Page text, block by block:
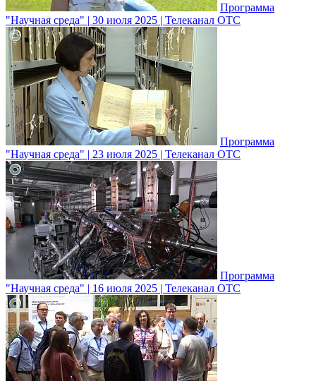
Программа
"Научная среда" | 30 июля 2025 | Телеканал ОТС
Программа
"Научная среда" | 23 июля 2025 | Телеканал ОТС
Программа
"Научная среда" | 16 июля 2025 | Телеканал ОТС